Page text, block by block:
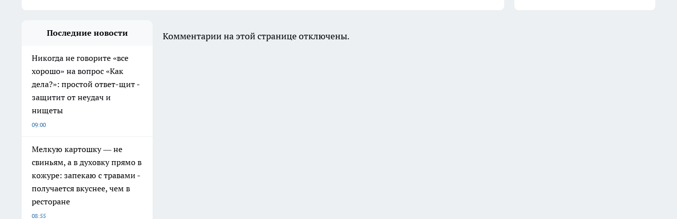
Последние новости
Никогда не говорите «все
хорошо» на вопрос «Как
дела?»: простой ответ-щит -
защитит от неудач и
нищеты
09:00
Мелкую картошку — не
свиньям, а в духовку прямо в
кожуре: запекаю с травами -
получается вкуснее, чем в
ресторане
08:55
Комментарии на этой странице отключены.